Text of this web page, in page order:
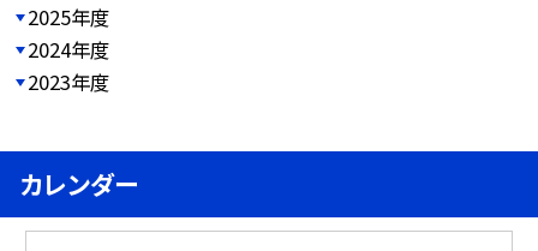
2025年度
2024年度
2023年度
カレンダー